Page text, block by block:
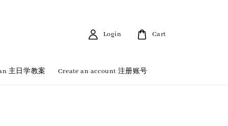
主日学教案 Create an account 注册账号
Login Cart